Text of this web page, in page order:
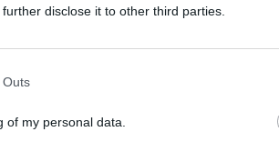
disclose it to other third parties.
Outs
of my personal data.